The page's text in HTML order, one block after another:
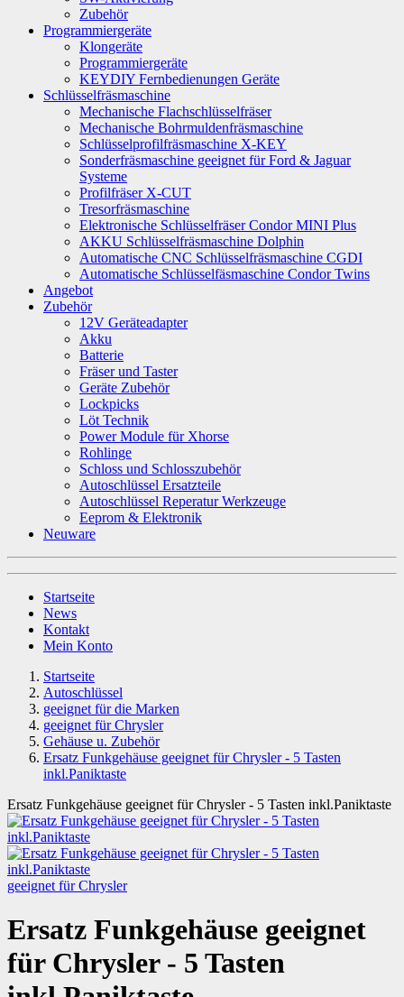
Zubehör
Programmiergeräte
Klongeräte
Programmiergeräte
KEYDIY Fernbedienungen Geräte
Schlüsselfräsmaschine
Mechanische Flachschlüsselfräser
Mechanische Bohrmuldenfräsmaschine
Schlüsselprofilfräsmaschine X-KEY
Sonderfräsmaschine geeignet für Ford & Jaguar
Systeme
Profilfräser X-CUT
Tresorfräsmaschine
Elektronische Schlüsselfräser Condor MINI Plus
AKKU Schlüsselfräsmaschine Dolphin
Automatische CNC Schlüsselfräsmaschine CGDI
Automatische Schlüsselfäsmaschine Condor Twins
Angebot
Zubehör
12V Geräteadapter
Akku
Batterie
Fräser und Taster
Geräte Zubehör
Lockpicks
Löt Technik
Power Module für Xhorse
Rohlinge
Schloss und Schlosszubehör
Autoschlüssel Ersatzteile
Autoschlüssel Reperatur Werkzeuge
Eeprom & Elektronik
Neuware
Startseite
News
Kontakt
Mein Konto
Startseite
Autoschlüssel
geeignet für die Marken
geeignet für Chrysler
Gehäuse u. Zubehör
Ersatz Funkgehäuse geeignet für Chrysler - 5 Tasten
inkl.Paniktaste
Ersatz Funkgehäuse geeignet für Chrysler - 5 Tasten inkl.Paniktaste
geeignet für Chrysler
Ersatz Funkgehäuse geeignet
für Chrysler - 5 Tasten